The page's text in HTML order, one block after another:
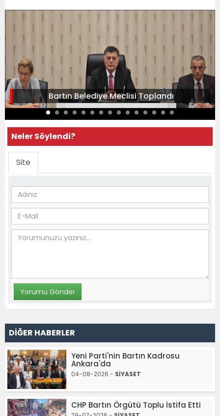
Bartın Belediye Meclisi Toplandı
Neler Söylendi?
Site
DİĞER HABERLER
Yeni Parti'nin Bartın Kadrosu
Ankara'da
04-08-2026 - SİYASET
CHP Bartın Örgütü Toplu İstifa Etti